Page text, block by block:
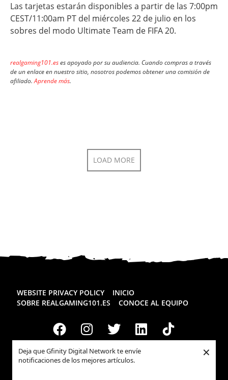
Deja que Gfinity Digital Network te envíe
notificaciones de los mejores artículos.
×
Las tarjetas estarán disponibles a partir de las 7:00pm
CEST/11:00am PT del miércoles 22 de julio en los
sobres del modo Ultimate Team de FIFA 20.
realgaming101.eses apoyado por su audiencia. Cuando compras a través
de un enlace en nuestro sitio, nosotros podemos obtener una comisión de
afiliado.Aprende más.
LOAD MORE
WEBSITE PRIVACY POLICY
INICIO
SOBRE REALGAMING101.ES
CONOCE AL EQUIPO
Todos los derechos reservadosRealgaming.es